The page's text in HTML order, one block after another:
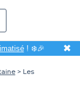
! ❄️🎉 ✖
Les